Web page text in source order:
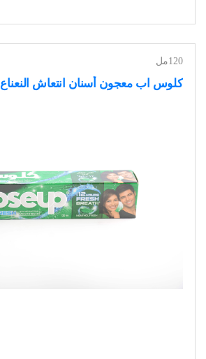
120مل
كلوس اب معجون أسنان انتعاش النعناع 120مل